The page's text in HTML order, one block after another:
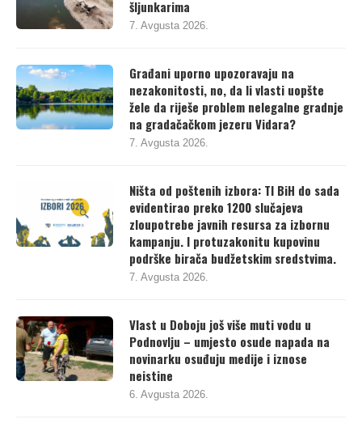
šljunkarima
7. Avgusta 2026.
Građani uporno upozoravaju na
nezakonitosti, no, da li vlasti uopšte
žele da riješe problem nelegalne gradnje
na gradačačkom jezeru Vidara?
7. Avgusta 2026.
Ništa od poštenih izbora: TI BiH do sada
evidentirao preko 1200 slučajeva
zloupotrebe javnih resursa za izbornu
kampanju. I protuzakonitu kupovinu
podrške birača budžetskim sredstvima.
7. Avgusta 2026.
Vlast u Doboju još više muti vodu u
Podnovlju – umjesto osude napada na
novinarku osuđuju medije i iznose
neistine
6. Avgusta 2026.